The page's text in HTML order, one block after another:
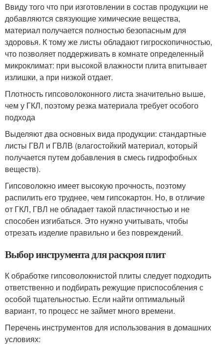
Ввиду того что при изготовлении в состав продукции не
добавляются связующие химические вещества,
материал получается полностью безопасным для
здоровья. К тому же листы обладают гигроскопичностью,
что позволяет поддерживать в комнате определенный
микроклимат: при высокой влажности плита впитывает
излишки, а при низкой отдает.
Плотность гипсоволоконного листа значительно выше,
чем у ГКЛ, поэтому резка материала требует особого
подхода
Выделяют два основных вида продукции: стандартные
листы ГВЛ и ГВЛВ (влагостойкий материал, который
получается путем добавления в смесь гидрофобных
веществ).
Гипсоволокно имеет высокую прочность, поэтому
распилить его труднее, чем гипсокартон. Но, в отличие
от ГКЛ, ГВЛ не обладает такой пластичностью и не
способен изгибаться. Это нужно учитывать, чтобы
отрезать изделие правильно и без повреждений.
Выбор инструмента для раскроя плит
К обработке гипсоволокнистой плиты следует подходить
ответственно и подбирать режущие приспособления с
особой тщательностью. Если найти оптимальный
вариант, то процесс не займет много времени.
Перечень инструментов для использования в домашних
условиях: